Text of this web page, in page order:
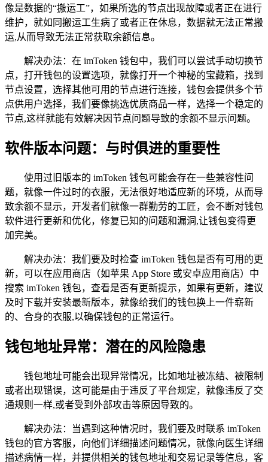
像是数据的“搬运工”，如果所选的节点出现故障或者正在进行
维护，就如同搬运工生病了或者正在休息，数据就无法正常搬
运,从而导致无法正常获取余额信息。
解决办法：在 imToken 钱包中，我们可以尝试手动切换节
点，打开钱包的设置选项，就像打开一个神秘的宝藏箱，找到
节点设置，选择其他可用的节点进行连接，钱包会提供多个节
点供用户选择，我们要像挑选优质商品一样，选择一个稳定的
节点,这样就能有效解决因节点问题导致的余额不显示问题。
软件版本问题：与时俱进的重要性
使用过旧版本的 imToken 钱包可能会存在一些兼容性问
题，就像一件过时的衣服，无法很好地适应新的环境，从而导
致余额不显示，开发者们就像一群勤劳的工匠，会不断对钱包
软件进行更新和优化，修复已知的问题和漏洞,让钱包变得更
加完美。
解决办法：我们要及时检查 imToken 钱包是否有可用的更
新，可以在应用商店（如苹果 App Store 或安卓应用商店）中
搜索 imToken 钱包，查看是否有更新提示，如果有更新，建议
及时下载并安装最新版本，就像给我们的钱包换上一件崭新
的、合身的衣服,以确保钱包的正常运行。
钱包地址异常：潜在的风险隐患
钱包地址可能会出现异常情况，比如地址被冻结、被限制
或者出现错误，这可能是由于违反了平台规定，就像违反了交
通规则一样,或者受到外部攻击等原因导致的。
解决办法：当遇到这种情况时，我们要及时联系 imToken
钱包的官方客服，向他们详细描述问题情况，就像向医生详细
描述病情一样，并提供相关的钱包地址和交易记录等信息，客